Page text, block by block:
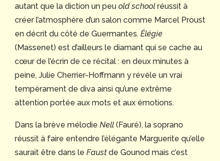
autant que la diction un peu old school réussit à
créer l’atmosphère d’un salon comme Marcel Proust
en décrit du côté de Guermantes. Élégie
(Massenet) est d’ailleurs le diamant qui se cache au
cœur de l’écrin de ce récital : en deux minutes à
peine, Julie Cherrier-Hoffmann y révèle un vrai
tempérament de diva ainsi qu’une extrême
attention portée aux mots et aux émotions.
Dans la brève mélodie Nell (Fauré), la soprano
réussit à faire entendre l’élégante Marguerite qu’elle
saurait être dans le Faustde Gounod mais c’est